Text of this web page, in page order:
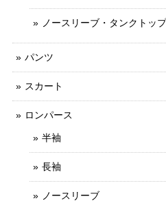
ノースリーブ・タンクトップ
パンツ
スカート
ロンパース
半袖
長袖
ノースリーブ